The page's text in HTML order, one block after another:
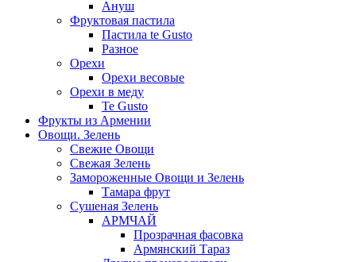
Ануш
Фруктовая пастила
Пастила te Gusto
Разное
Орехи
Орехи весовые
Орехи в меду
Te Gusto
Фрукты из Армении
Овощи. Зелень
Свежие Овощи
Свежая Зелень
Замороженные Овощи и Зелень
Тамара фрут
Сушеная Зелень
АРМЧАЙ
Прозрачная фасовка
Армянский Тараз